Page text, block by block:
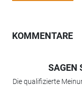
KOMMENTARE
SAGEN
Die qualifizierte